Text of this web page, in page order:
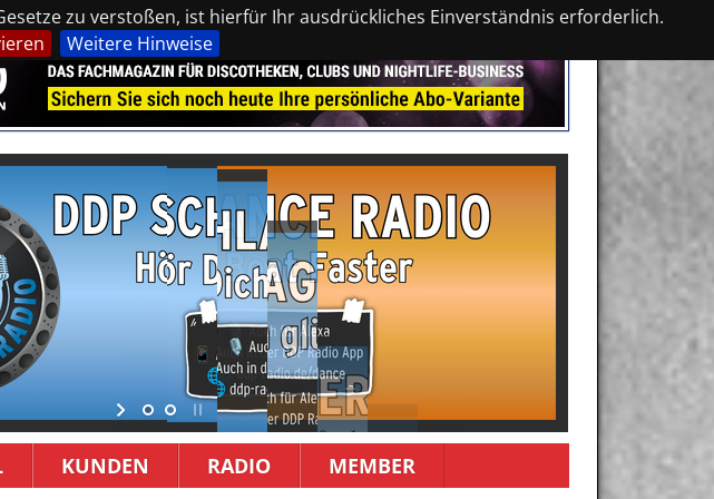
zu verstoßen, ist hierfür Ihr ausdrückliches Einverständnis erforderlich.
Weitere Hinweise
KUNDEN RADIO MEMBER